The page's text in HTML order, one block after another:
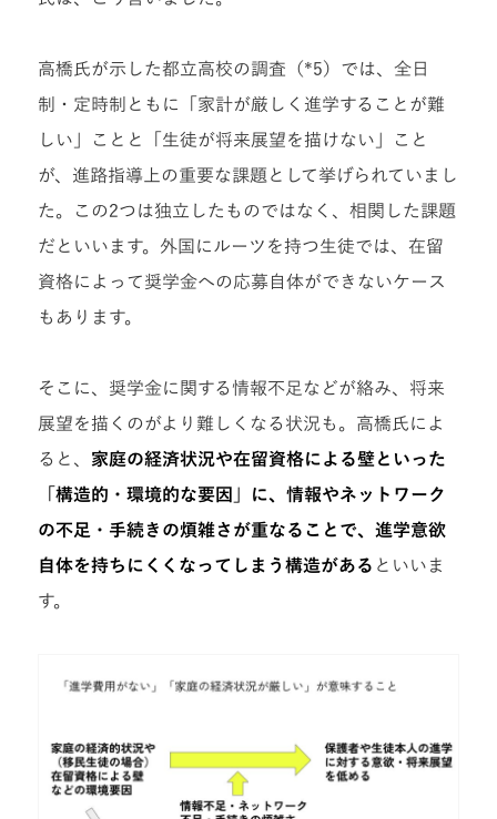
高橋氏が示した都立高校の調査（*5）では、全日
制・定時制ともに「家計が厳しく進学することが難
しい」ことと「生徒が将来展望を描けない」こと
が、進路指導上の重要な課題として挙げられていまし
た。この2つは独立したものではなく、相関した課題
だといいます。外国にルーツを持つ生徒では、在留
資格によって奨学金への応募自体ができないケース
もあります。
そこに、奨学金に関する情報不足などが絡み、将来
展望を描くのがより難しくなる状況も。高橋氏によ
ると、 家庭の経済状況や在留資格による壁といった
「構造的・環境的な要因」に、情報やネットワーク
の不足・手続きの煩雑さが重なることで、進学意欲
自体を持ちにくくなってしまう構造がある といいま
す。